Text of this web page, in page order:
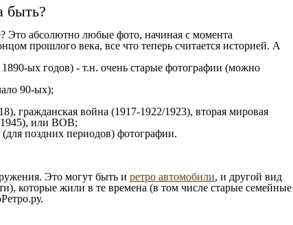
быть?
Это абсолютно любые фото, начиная c момента
прошлого века, все что теперь считается историей. А
ых годов) - т.н. очень старые фотографии (можно
90-ых);
гражданская война (1917-1922/1923), вторая мировая
1945), или ВОВ;
поздних периодов) фотографии.
Это могут быть и ретро автомобили, и другой вид
которые жили в те времена (в том числе старые семейные